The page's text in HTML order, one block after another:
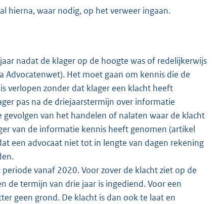
hierna, waar nodig, op het verweer ingaan.
nadat de klager op de hoogte was of redelijkerwijs
Het moet gaan om kennis die de
verlopen zonder dat klager een klacht heeft
pas na de driejaarstermijn over informatie
van het handelen of nalaten waar de klacht
van de informatie kennis heeft genomen (artikel
een advocaat niet tot in lengte van dagen rekening
vanaf 2020. Voor zover de klacht ziet op de
de termijn van drie jaar is ingediend. Voor een
geen grond. De klacht is dan ook te laat en